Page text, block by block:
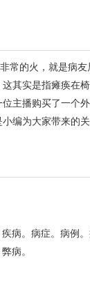
常的火，就是病
其实是指瘫痪在
主播购买了一个
编为大家带来的
病。病症。病例
病。